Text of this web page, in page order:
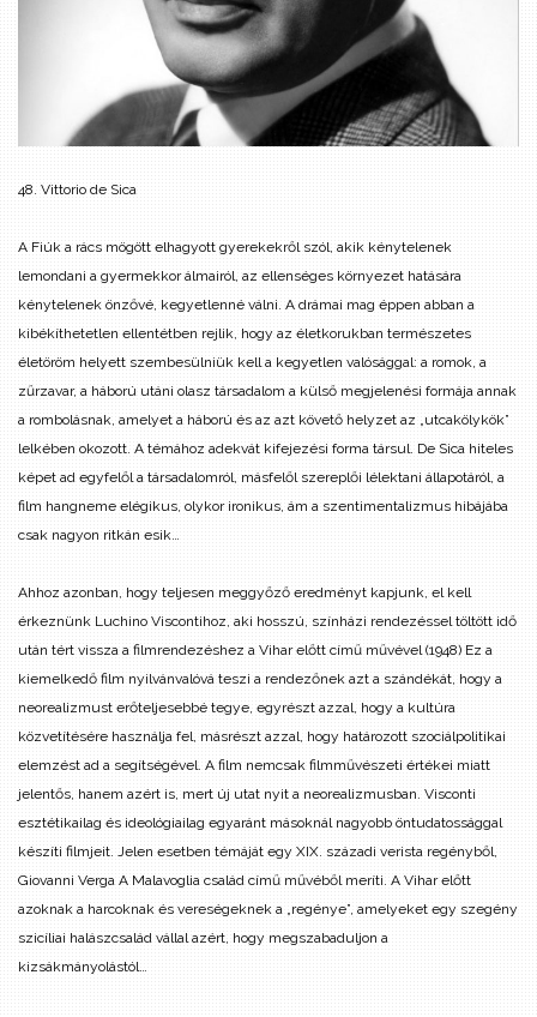
48. Vittorio de Sica
A Fiúk a rács mögött elhagyott gyerekekről szól, akik kénytelenek
lemondani a gyermekkor álmairól, az ellenséges környezet hatására
kénytelenek önzővé, kegyetlenné válni. A drámai mag éppen abban a
kibékíthetetlen ellentétben rejlik, hogy az életkorukban természetes
életöröm helyett szembesülniük kell a kegyetlen valósággal: a romok, a
zűrzavar, a háború utáni olasz társadalom a külső megjelenési formája annak
a rombolásnak, amelyet a háború és az azt követő helyzet az „utcakölykök”
lelkében okozott. A témához adekvát kifejezési forma társul. De Sica hiteles
képet ad egyfelől a társadalomról, másfelől szereplői lélektani állapotáról, a
film hangneme elégikus, olykor ironikus, ám a szentimentalizmus hibájába
csak nagyon ritkán esik…
Ahhoz azonban, hogy teljesen meggyőző eredményt kapjunk, el kell
érkeznünk Luchino Viscontihoz, aki hosszú, színházi rendezéssel töltött idő
után tért vissza a filmrendezéshez a Vihar előtt című művével (1948) Ez a
kiemelkedő film nyilvánvalóvá teszi a rendezőnek azt a szándékát, hogy a
neorealizmust erőteljesebbé tegye, egyrészt azzal, hogy a kultúra
közvetítésére használja fel, másrészt azzal, hogy határozott szociálpolitikai
elemzést ad a segítségével. A film nemcsak filmművészeti értékei miatt
jelentős, hanem azért is, mert új utat nyit a neorealizmusban. Visconti
esztétikailag és ideológiailag egyaránt másoknál nagyobb öntudatossággal
készíti filmjeit. Jelen esetben témáját egy XIX. századi verista regényből,
Giovanni Verga A Malavoglia család című művéből meríti. A Vihar előtt
azoknak a harcoknak és vereségeknek a „regénye”, amelyeket egy szegény
szicíliai halászcsalád vállal azért, hogy megszabaduljon a
kizsákmányolástól…